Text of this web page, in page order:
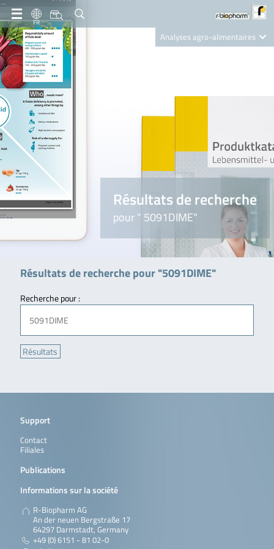
FR
Analyses agro-alimentaires
Nutrition Care
Résultats de recherche
pour " 5091DIME"
Résultats de recherche pour "5091DIME"
Recherche pour :
Support
Contact
Filiales
Publications
Informations sur la société
R-Biopharm AG
An der neuen Bergstraße 17
64297 Darmstadt, Germany
+49 (0) 6151 - 81 02-0